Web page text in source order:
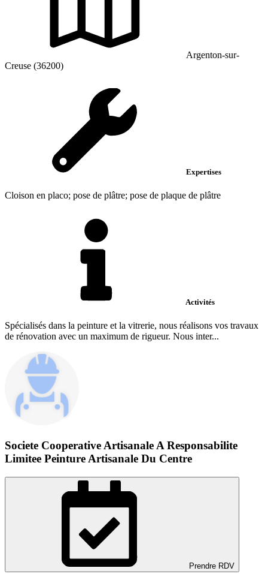
Argenton-sur-
Creuse (36200)
Expertises
Cloison en placo; pose de plâtre; pose de plaque de plâtre
Activités
Spécialisés dans la peinture et la vitrerie, nous réalisons vos travaux
de rénovation avec un maximum de rigueur. Nous inter...
Societe Cooperative Artisanale A Responsabilite
Limitee Peinture Artisanale Du Centre
Prendre RDV